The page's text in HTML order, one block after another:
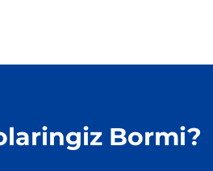
Bormi?